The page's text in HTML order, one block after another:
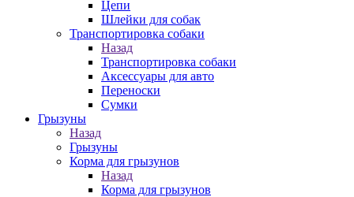
Цепи
Шлейки для собак
Транспортировка собаки
Назад
Транспортировка собаки
Аксессуары для авто
Переноски
Сумки
Грызуны
Назад
Грызуны
Корма для грызунов
Назад
Корма для грызунов